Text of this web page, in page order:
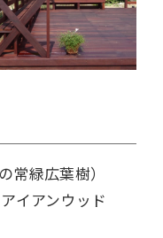
常緑広葉樹）
イアンウッド